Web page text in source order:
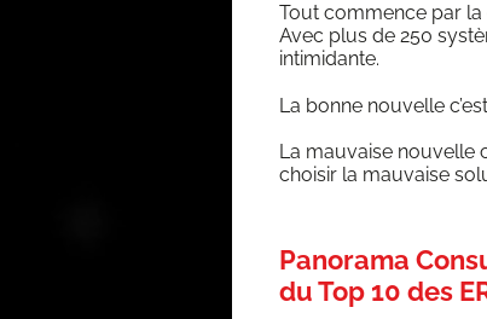
Tout com­mence par la
Avec plus de 250
intimidante.
La bonne nou­velle
La mau­vaise nou­velle
choi­sir la mau­vaise
Panorama
du Top 10 des